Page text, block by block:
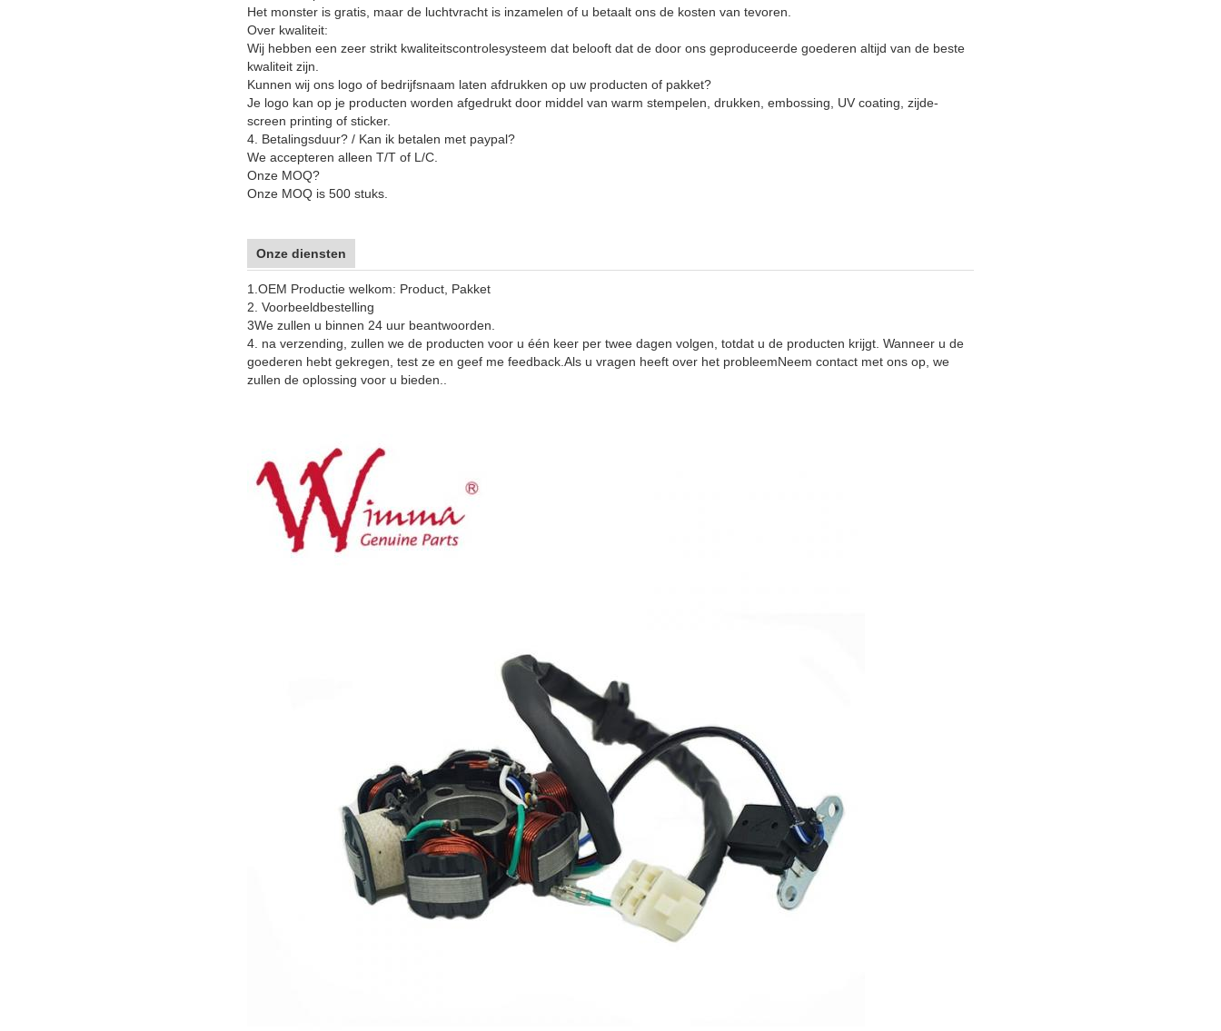
Het monster is gratis, maar de luchtvracht is inzamelen of u betaalt ons de kosten van tevoren.
Over kwaliteit:
Wij hebben een zeer strikt kwaliteitscontrolesysteem dat belooft dat de door ons geproduceerde goederen altijd van de beste
kwaliteit zijn.
Kunnen wij ons logo of bedrijfsnaam laten afdrukken op uw producten of pakket?
Je logo kan op je producten worden afgedrukt door middel van warm stempelen, drukken, embossing, UV coating, zijde-
screen printing of sticker.
4. Betalingsduur? / Kan ik betalen met paypal?
We accepteren alleen T/T of L/C.
Onze MOQ?
Onze MOQ is 500 stuks.
Onze diensten
1.OEM Productie welkom: Product, Pakket
2. Voorbeeldbestelling
3We zullen u binnen 24 uur beantwoorden.
4. na verzending, zullen we de producten voor u één keer per twee dagen volgen, totdat u de producten krijgt. Wanneer u de
goederen hebt gekregen, test ze en geef me feedback.Als u vragen heeft over het probleemNeem contact met ons op, we
zullen de oplossing voor u bieden..